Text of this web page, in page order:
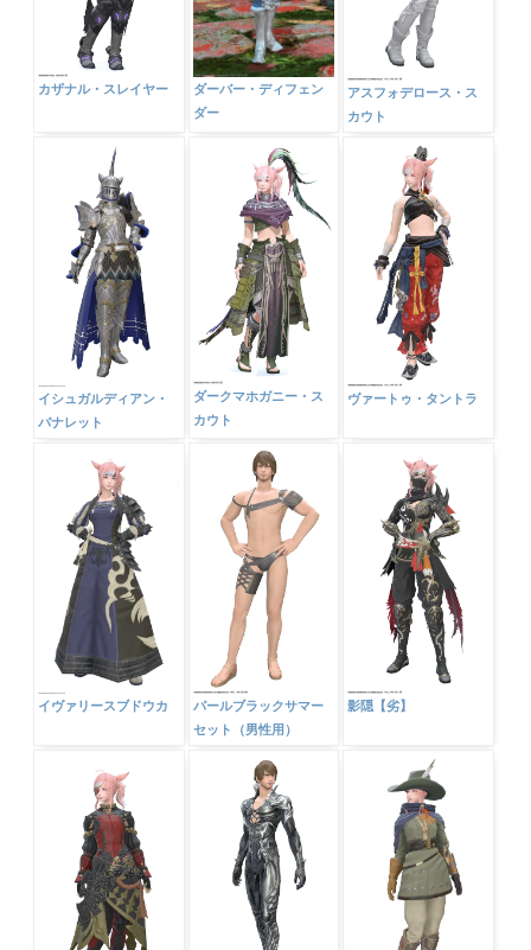
カザナル・スレイヤー
ダーバー・ディフェン
ダー
アスフォデロース・ス
カウト
イシュガルディアン・
バナレット
ダークマホガニー・ス
カウト
ヴァートゥ・タントラ
イヴァリースブドウカ
パールブラックサマー
セット（男性用）
影隠【劣】